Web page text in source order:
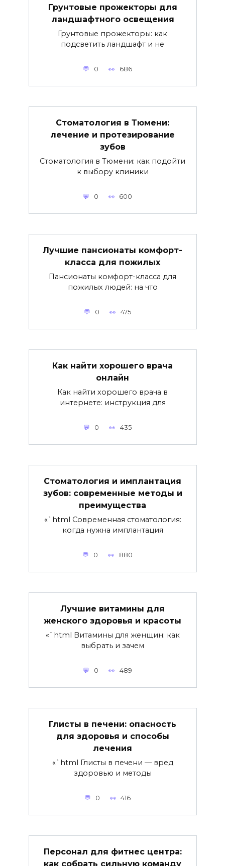
Грунтовые прожекторы для
ландшафтного освещения
Грунтовые прожекторы: как
подсветить ландшафт и не
0 686
Стоматология в Тюмени:
лечение и протезирование
зубов
Стоматология в Тюмени: как подойти
к выбору клиники
0 600
Лучшие пансионаты комфорт-
класса для пожилых
Пансионаты комфорт-класса для
пожилых людей: на что
0 475
Как найти хорошего врача
онлайн
Как найти хорошего врача в
интернете: инструкция для
0 435
Стоматология и имплантация
зубов: современные методы и
преимущества
«`html Современная стоматология:
когда нужна имплантация
0 880
Лучшие витамины для
женского здоровья и красоты
«`html Витамины для женщин: как
выбрать и зачем
0 489
Глисты в печени: опасность
для здоровья и способы
лечения
«`html Глисты в печени — вред
здоровью и методы
0 416
Персонал для фитнес центра:
как собрать сильную команду